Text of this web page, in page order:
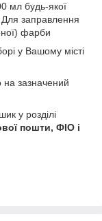
мл будь-якої
Для заправлення
фарби
у Вашому місті
зазначений
у розділі
пошти, ФІО і